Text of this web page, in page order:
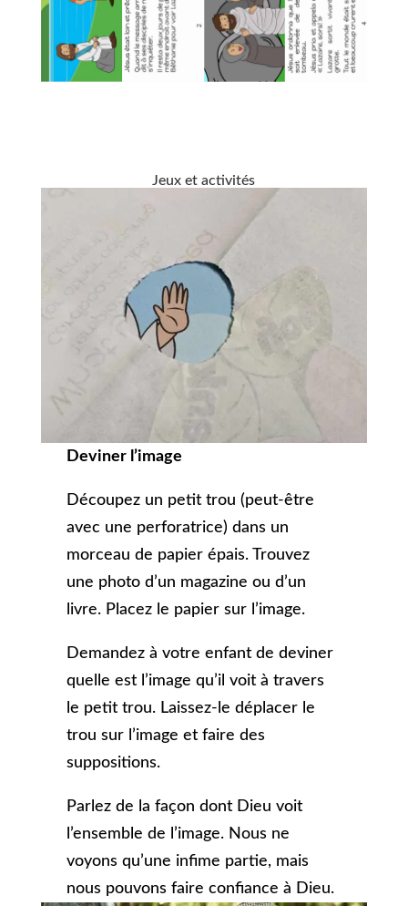
Jeux et activités
Deviner l’image
Découpez un petit trou (peut-être
avec une perforatrice) dans un
morceau de papier épais. Trouvez
une photo d’un magazine ou d’un
livre. Placez le papier sur l’image.
Demandez à votre enfant de deviner
quelle est l’image qu’il voit à travers
le petit trou. Laissez-le déplacer le
trou sur l’image et faire des
suppositions.
Parlez de la façon dont Dieu voit
l’ensemble de l’image. Nous ne
voyons qu’une infime partie, mais
nous pouvons faire confiance à Dieu.